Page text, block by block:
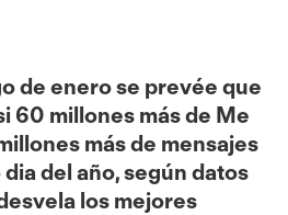
de enero se prevée que
60 millones más de Me
más de mensajes
del año, según datos
los mejores